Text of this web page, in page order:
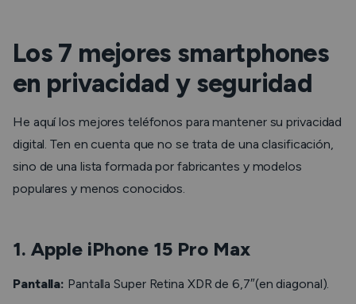
Los 7 mejores smartphones
en privacidad y seguridad
He aquí los mejores teléfonos para mantener su privacidad
digital. Ten en cuenta que no se trata de una clasificación,
sino de una lista formada por fabricantes y modelos
populares y menos conocidos.
1. Apple iPhone 15 Pro Max
Pantalla: Pantalla Super Retina XDR de 6,7″(en diagonal).